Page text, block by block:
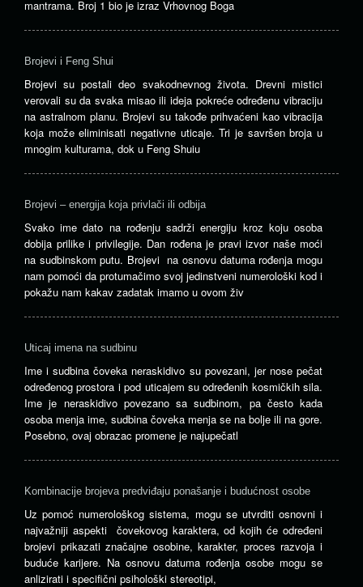
mantrama. Broj 1 bio je izraz Vrhovnog Boga
Brojevi i Feng Shui
Brojevi su postali deo svakodnevnog života. Drevni mistici
verovali su da svaka misao ili ideja pokreće određenu vibraciju
na astralnom planu. Brojevi su takođe prihvaćeni kao vibracija
koja može eliminisati negativne uticaje. Tri je savršen broja u
mnogim kulturama, dok u Feng Shuiu
Brojevi – energija koja privlači ili odbija
Svako ime dato na rođenju sadrži energiju kroz koju osoba
dobija prilike i privilegije. Dan rođena je pravi izvor naše moći
na sudbinskom putu. Brojevi na osnovu datuma rođenja mogu
nam pomoći da protumačimo svoj jedinstveni numerološki kod i
pokažu nam kakav zadatak imamo u ovom živ
Uticaj imena na sudbinu
Ime i sudbina čoveka neraskidivo su povezani, jer nose pečat
određenog prostora i pod uticajem su određenih kosmičkih sila.
Ime je neraskidivo povezano sa sudbinom, pa često kada
osoba menja ime, sudbina čoveka menja se na bolje ili na gore.
Posebno, ovaj obrazac promene je najupečatl
Kombinacije brojeva predviđaju ponašanje i budućnost osobe
Uz pomoć numerološkog sistema, mogu se utvrditi osnovni i
najvažniji aspekti čovekovog karaktera, od kojih će određeni
brojevi prikazati značajne osobine, karakter, proces razvoja i
buduće karijere. Na osnovu datuma rođenja osobe mogu se
anlizirati i specifični psihološki stereotipi,